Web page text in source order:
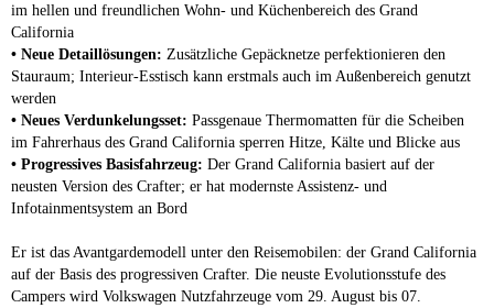
im hellen und freundlichen Wohn- und Küchenbereich des Grand
California
• Neue Detaillösungen: Zusätzliche Gepäcknetze perfektionieren den
Stauraum; Interieur-Esstisch kann erstmals auch im Außenbereich genutzt
werden
• Neues Verdunkelungsset: Passgenaue Thermomatten für die Scheiben
im Fahrerhaus des Grand California sperren Hitze, Kälte und Blicke aus
• Progressives Basisfahrzeug: Der Grand California basiert auf der
neusten Version des Crafter; er hat modernste Assistenz- und
Infotainmentsystem an Bord
Er ist das Avantgardemodell unter den Reisemobilen: der Grand California
auf der Basis des progressiven Crafter. Die neuste Evolutionsstufe des
Campers wird Volkswagen Nutzfahrzeuge vom 29. August bis 07.